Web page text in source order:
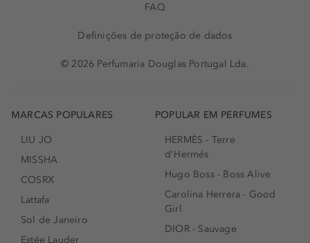
FAQ
Definições de proteção de dados
© 2026 Perfumaria Douglas Portugal Lda.
MARCAS POPULARES
LIU JO
MISSHA
COSRX
Lattafa
Sol de Janeiro
Estée Lauder
POPULAR EM PERFUMES
HERMÈS - Terre
d'Hermés
Hugo Boss - Boss Alive
Carolina Herrera - Good
Girl
DIOR - Sauvage